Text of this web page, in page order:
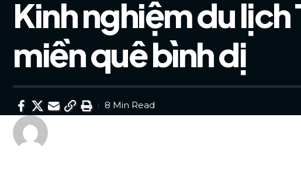
Kinh nghiệm du lịch
miền quê bình dị
Last updated: 1 Tháng 6, 2026 9:03 sáng
By
8 Min Read